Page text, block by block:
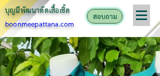
บุญมีพัฒนาตัดเสื้อเชิ้ต
boonmeepattana.com
สอบถาม